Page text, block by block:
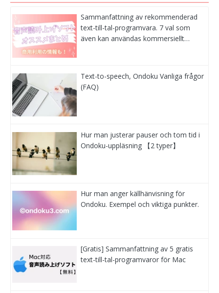
Sammanfattning av rekommenderad
text-till-tal-programvara. 7 val som
även kan användas kommersiellt…
Text-to-speech, Ondoku Vanliga frågor
(FAQ)
Hur man justerar pauser och tom tid i
Ondoku-uppläsning 【2 typer】
Hur man anger källhänvisning för
Ondoku. Exempel och viktiga punkter.
[Gratis] Sammanfattning av 5 gratis
text-till-tal-programvaror för Mac